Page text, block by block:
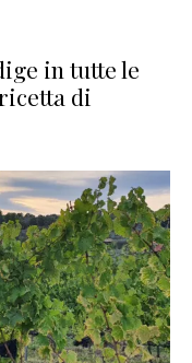
in tutte le
di